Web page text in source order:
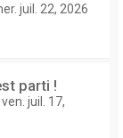
juil. 22, 2026
parti !
ven. juil. 17,